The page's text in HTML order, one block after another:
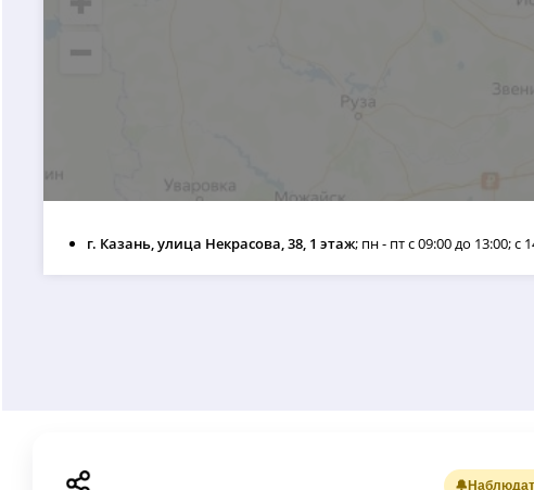
г. Казань, улица Некрасова, 38, 1 этаж; пн - пт с 09:00 до 13:00; с
🔔